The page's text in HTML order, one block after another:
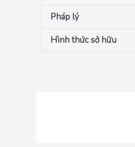
Pháp lý
Hình thức sở hữu